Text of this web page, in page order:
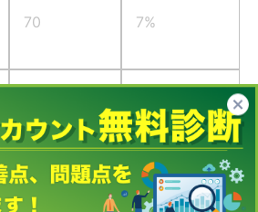
70 7%
ると、ページAのコンバージョン率は